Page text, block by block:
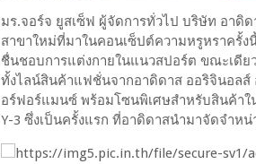
มร.จอร์จ ยูสเซ็ฟ ผู้จัดการทั่วไป บริษัท อาดิ
สาขาใหม่ที่มาในคอนเซ็ปต์ความหรูหราครั้
ชื่นชอบการแต่งกายในแนวสปอร์ต ขณะเดีย
ทั้งไลน์สินค้าแฟชั่นจากอาดิดาส ออริจินอลส์
อร์ฟอร์แมนซ์ พร้อมโซนพิเศษสำหรับสินค้าใ
Y-3 ซึ่งเป็นครั้งแรก ที่อาดิดาสนำมาจัดจำหน่